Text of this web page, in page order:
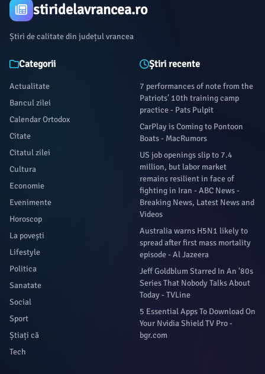
stiridelavrancea.ro
Știri de calitate din județul vrancea
Categorii
Actualitate
Bancul zilei
Calendar Ortodox
Citate
Citatul zilei
Cultura
Economie
Evenimente
Horoscop
La povești
Lifestyle
Politica
Sanatate
Social
Sport
Știați că
Tech
Știri recente
7 performances of note from the
Patriots’ 10th training camp
practice - Pats Pulpit
CarPlay is Coming to Pontoon
Boats - MacRumors
US job openings slip to 7.4
million, but labor market
remains resilient in face of
fighting in Iran - ABC News -
Breaking News, Latest News and
Videos
Australia warns H5N1 likely to
spread after first mass mortality
episode - Al Jazeera
Jeff Goldblum Starred In An '80s
Series That Nobody Talks About
Today - TVLine
5 Essential Apps To Download On
Your Nvidia Shield TV Pro -
bgr.com